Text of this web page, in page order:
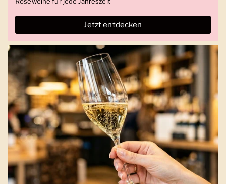
Jetzt entdecken